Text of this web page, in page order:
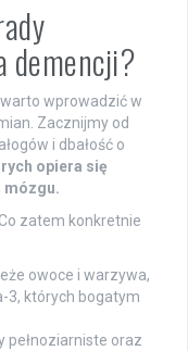
demencji?
wprowadzić w
Zacznijmy od
i dbałość o
opiera się
mózgu.
zatem konkretnie
owoce i warzywa,
3, których bogatym
pełnoziarniste oraz